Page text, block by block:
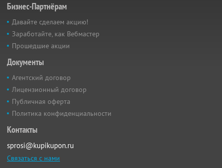
Бизнес-Партнёрам
Давайте сделаем акцию!
Заработайте, как Вебмастер
Прошедшие акции
Документы
Агентский договор
Лицензионный договор
Публичная оферта
Политика конфиденциальности
Контакты
sprosi@kupikupon.ru
Связаться с нами